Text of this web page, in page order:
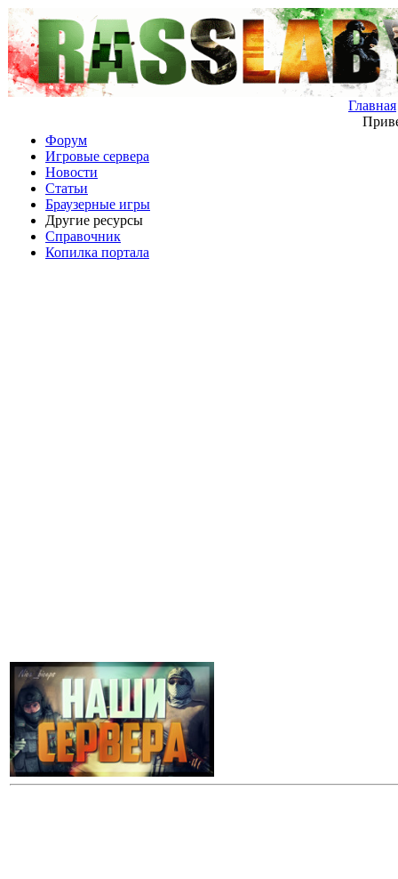
Главная
Форум
Игровые сервера
Новости
Статьи
Браузерные игры
Другие ресурсы
Справочник
Копилка портала